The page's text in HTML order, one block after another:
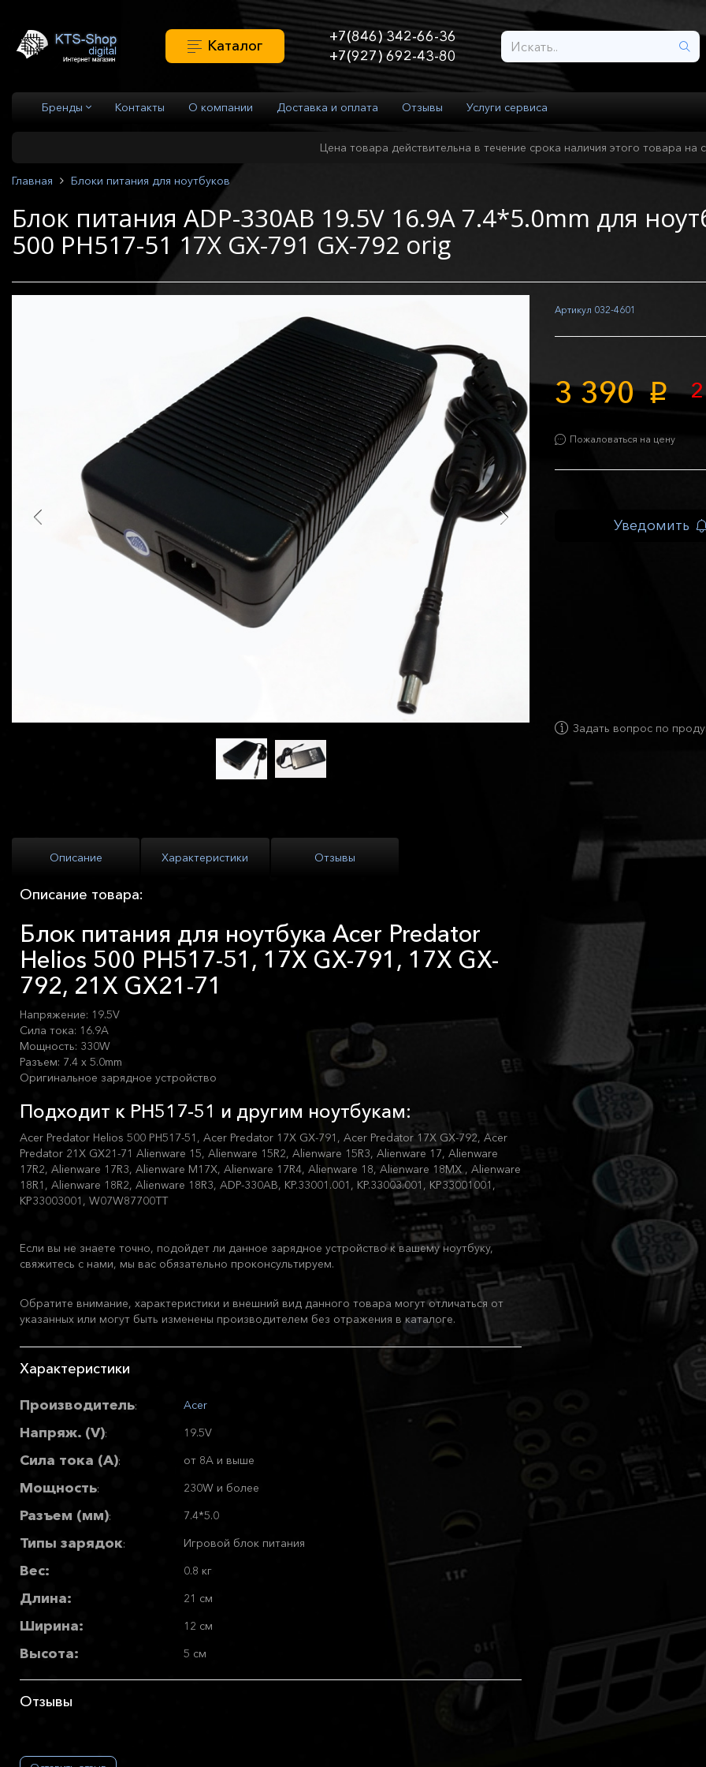
Каталог
+7(846) 342-66-36
+7(927) 692-43-80
Бренды Контакты О компании Доставка и оплата Отзывы Услуги сервиса
Цена товара действительна в течение срока наличия этого товара на
Главная Блоки питания для ноутбуков
Блок питания ADP-330AB 19.5V 16.9A 7.4*5.0mm для
500 PH517-51 17X GX-791 GX-792 orig
Артикул 032-4601
3 390 p
Пожаловаться на цену
Уведомить
Задать вопрос по
Описание Характеристики Отзывы
Описание товара:
Блок питания для ноутбука Acer Predator
Helios 500 PH517-51, 17X GX-791, 17X GX-
792, 21X GX21-71
Напряжение: 19.5V
Сила тока: 16.9A
Мощность: 330W
Разъем: 7.4 x 5.0mm
Оригинальное зарядное устройство
Подходит к PH517-51 и другим ноутбукам:
Acer Predator Helios 500 PH517-51, Acer Predator 17X GX-791, Acer Predator 17X GX-792, Acer
Predator 21X GX21-71 Alienware 15, Alienware 15R2, Alienware 15R3, Alienware 17, Alienware
17R2, Alienware 17R3, Alienware M17X, Alienware 17R4, Alienware 18, Alienware 18MX , Alienware
18R1, Alienware 18R2, Alienware 18R3, ADP-330AB, KP.33001.001, KP.33003.001, KP33001001,
KP33003001, W07W87700TT
Если вы не знаете точно, подойдет ли данное зарядное устройство к вашему ноутбуку,
свяжитесь с нами, мы вас обязательно проконсультируем.
Обратите внимание, характеристики и внешний вид данного товара могут отличаться от
указанных или могут быть изменены производителем без отражения в каталоге.
Характеристики
Производитель: Acer
Напряж. (V): 19.5V
Сила тока (А): от 8A и выше
Мощность: 230W и более
Разъем (мм): 7.4*5.0
Типы зарядок: Игровой блок питания
Вес: 0.8 кг
Длина: 21 см
Ширина: 12 см
Высота: 5 см
Отзывы